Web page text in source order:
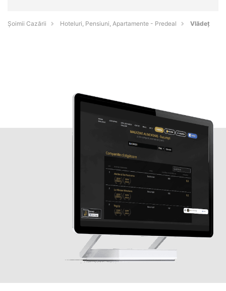
Șoimii Cazării Hoteluri, Pensiuni, Apartamente - Predeal Vlădeț